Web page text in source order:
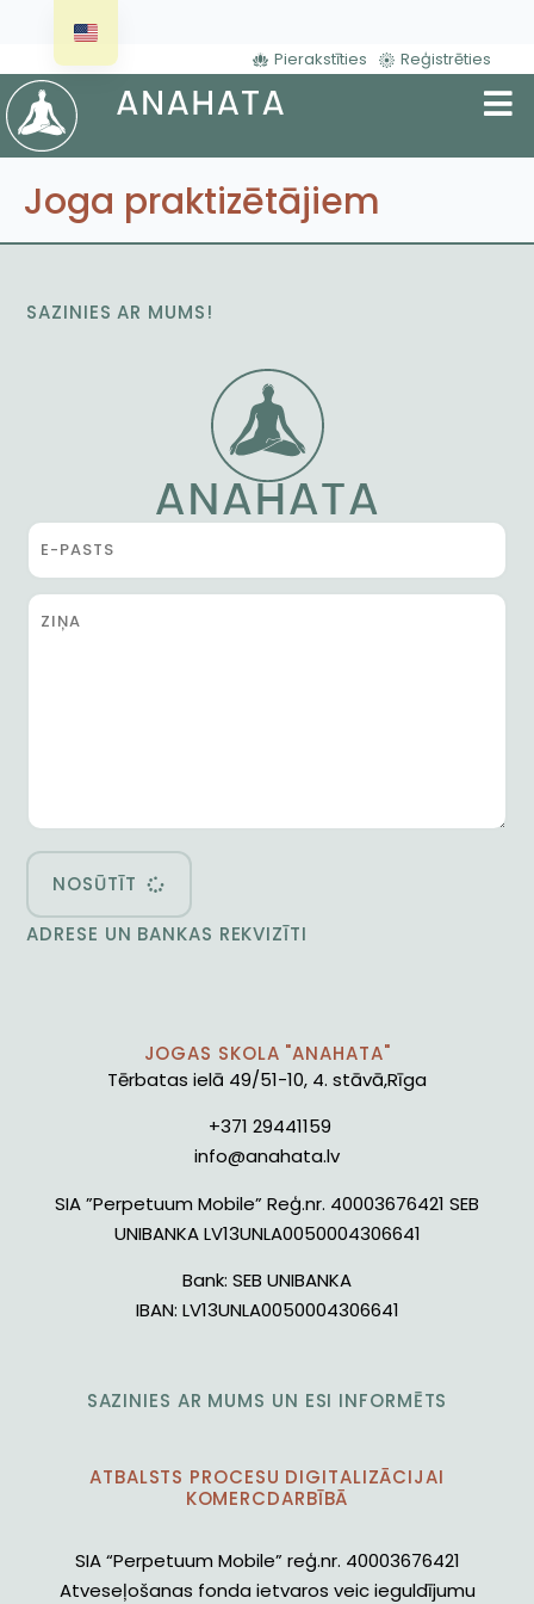
Pierakstīties Reģistrēties
Joga praktizētājiem
SAZINIES AR MUMS!
NOSŪTĪT
ADRESE UN BANKAS REKVIZĪTI
JOGAS SKOLA "ANAHATA"
Tērbatas ielā 49/51-10, 4. stāvā,Rīga
+371 29441159
info@anahata.lv
SIA ”Perpetuum Mobile” Reģ.nr. 40003676421 SEB
UNIBANKA LV13UNLA0050004306641
Bank: SEB UNIBANKA
IBAN: LV13UNLA0050004306641
SAZINIES AR MUMS UN ESI INFORMĒTS
ATBALSTS PROCESU DIGITALIZĀCIJAI
KOMERCDARBĪBĀ
SIA “Perpetuum Mobile” reģ.nr. 40003676421
Atveseļošanas fonda ietvaros veic ieguldījumu